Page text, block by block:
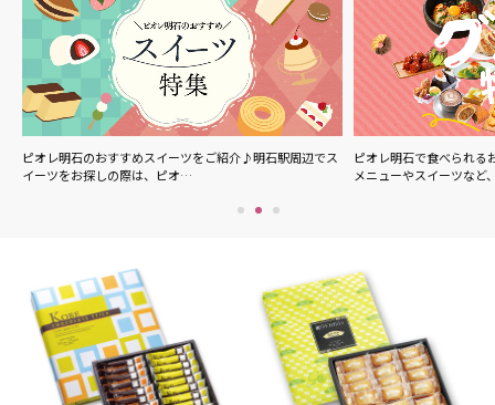
ピオレ明石のおすすめスイーツをご紹介♪明石駅周辺でス
イーツをお探しの際は、ピオ…
ピオレ明石で食べられる
メニューやスイーツなど